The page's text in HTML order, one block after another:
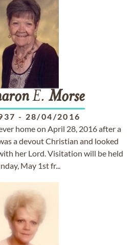
E. Morse
- 28/04/2016
home on April 28, 2016 after a
a devout Christian and looked
her Lord. Visitation will be held
May 1st fr...